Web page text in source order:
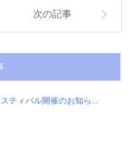
次の記事
ティバル開催のお知ら...